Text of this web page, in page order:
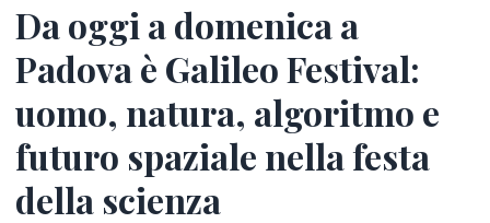
Da oggi a domenica a
Padova è Galileo Festival:
uomo, natura, algoritmo e
futuro spaziale nella festa
della scienza